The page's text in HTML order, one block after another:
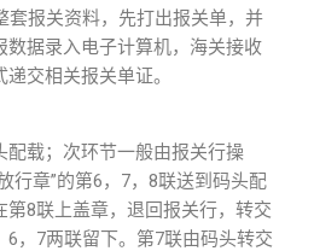
套报关资料，先打出报关单，并
数据录入电子计算机，海关接收
交相关报关单证。
配载；次环节一般由报关行操
行章”的第6，7，8联送到码头配
8联上盖章，退回报关行，转交
，7两联留下。第7联由码头转交